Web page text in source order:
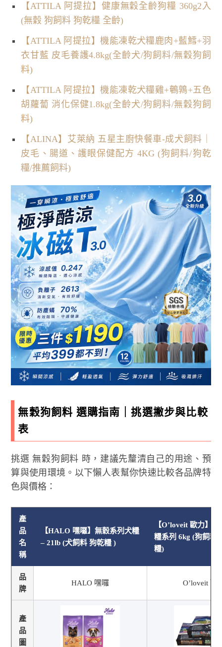
【ATTILA 阿提拉】健康無穀全齡狗糧 360g2入
(無穀 狗飼料 狗乾糧 全齡)
【ATTILA 阿提拉】機能凍乾犬糧鹿肉+藍鱈+羽
衣甘藍 皮毛養護4.8kg(全齡犬/狗飼料/無穀狗飼
料)
【ATTILA 阿提拉】機能凍乾犬糧雞+鵪鶉+五色
胡蘿蔔 消化保健1.8kg(全齡犬/狗飼料/無穀狗飼
料)
【ALINA】艾萊納 五星主廚快餐車-成犬飼料｜
皮毛、腸道、護眼保健配方 4KG (狗飼料/狗乾
糧/推薦飼料)
無穀狗飼料 選購指南｜挑選撇步與比較
表
挑選 無穀狗飼料 時，建議先釐清自己的用途、預
算與使用環境。以下懶人表幫你快速比較各品牌特
色與價格：
產
品
名
稱
【HALO 嘿囉】無穀系列犬糧
– 21lb (犬飼料 狗乾糧 )
【O’loveit 歐力】
糧系列 6kg (狗飼料/
糧)
品
牌
HALO 嘿囉 O’loveit 歐
產
品
圖